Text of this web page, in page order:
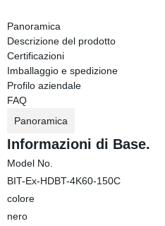
Panoramica
Descrizione del prodotto
Certificazioni
Imballaggio e spedizione
Profilo aziendale
FAQ
Panoramica
Informazioni di Base.
Model No.
BIT-Ex-HDBT-4K60-150C
colore
nero